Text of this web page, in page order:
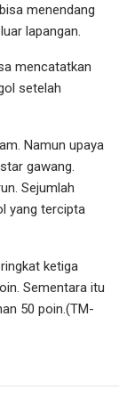
menendang
lapangan.
mencatatkan
setelah
Namun upaya
gawang.
Sejumlah
yang tercipta
ketiga
Sementara itu
50 poin.(TM-